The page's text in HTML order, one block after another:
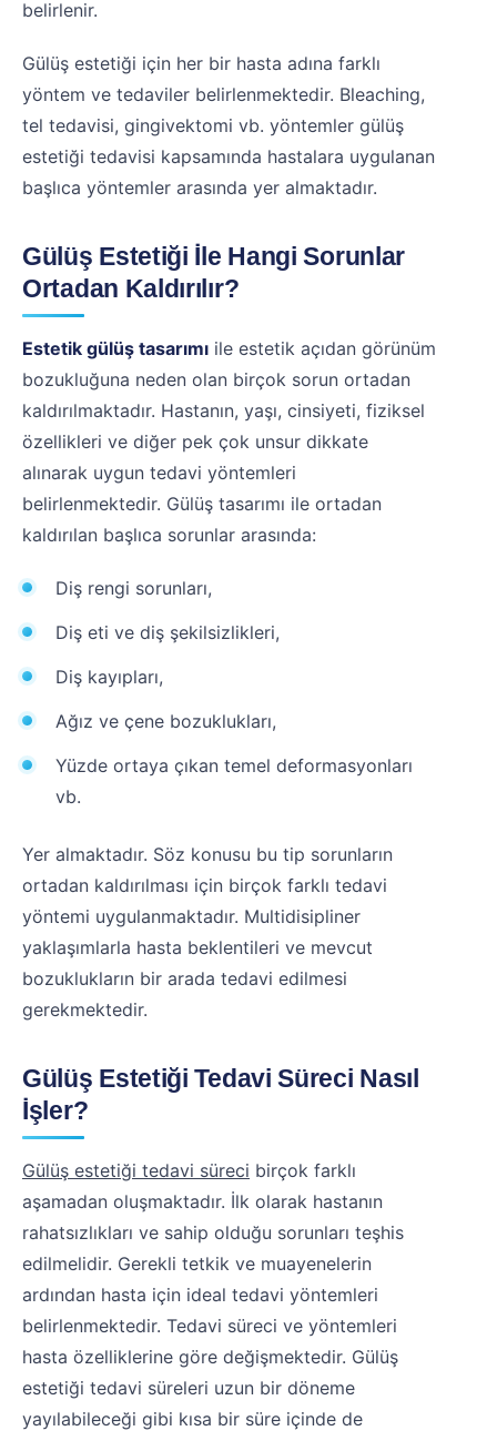
belirlenir.
Gülüş estetiği için her bir hasta adına farklı
yöntem ve tedaviler belirlenmektedir. Bleaching,
tel tedavisi, gingivektomi vb. yöntemler gülüş
estetiği tedavisi kapsamında hastalara uygulanan
başlıca yöntemler arasında yer almaktadır.
Gülüş Estetiği İle Hangi Sorunlar
Ortadan Kaldırılır?
Estetik gülüş tasarımı ile estetik açıdan görünüm
bozukluğuna neden olan birçok sorun ortadan
kaldırılmaktadır. Hastanın, yaşı, cinsiyeti, fiziksel
özellikleri ve diğer pek çok unsur dikkate
alınarak uygun tedavi yöntemleri
belirlenmektedir. Gülüş tasarımı ile ortadan
kaldırılan başlıca sorunlar arasında:
Diş rengi sorunları,
Diş eti ve diş şekilsizlikleri,
Diş kayıpları,
Ağız ve çene bozuklukları,
Yüzde ortaya çıkan temel deformasyonları
vb.
Yer almaktadır. Söz konusu bu tip sorunların
ortadan kaldırılması için birçok farklı tedavi
yöntemi uygulanmaktadır. Multidisipliner
yaklaşımlarla hasta beklentileri ve mevcut
bozuklukların bir arada tedavi edilmesi
gerekmektedir.
Gülüş Estetiği Tedavi Süreci Nasıl
İşler?
Gülüş estetiği tedavi süreci birçok farklı
aşamadan oluşmaktadır. İlk olarak hastanın
rahatsızlıkları ve sahip olduğu sorunları teşhis
edilmelidir. Gerekli tetkik ve muayenelerin
ardından hasta için ideal tedavi yöntemleri
belirlenmektedir. Tedavi süreci ve yöntemleri
hasta özelliklerine göre değişmektedir. Gülüş
estetiği tedavi süreleri uzun bir döneme
yayılabileceği gibi kısa bir süre içinde de